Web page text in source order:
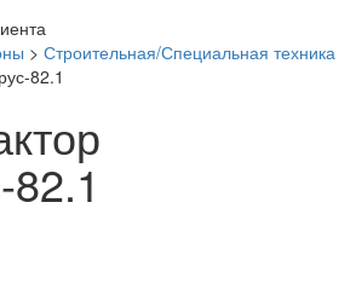
> Строительная/Специальная техника
82.1